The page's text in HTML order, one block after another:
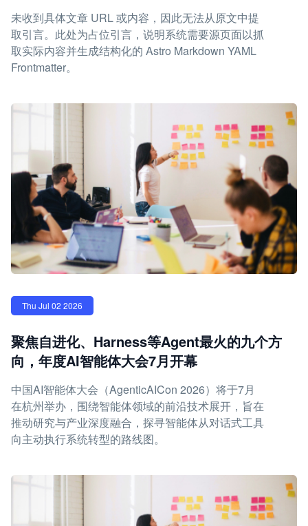
未收到具体文章 URL 或内容，因此无法从原文中提
取引言。此处为占位引言，说明系统需要源页面以抓
取实际内容并生成结构化的 Astro Markdown YAML
Frontmatter。
Thu Jul 02 2026
聚焦自进化、Harness等Agent最火的九个方
向，年度AI智能体大会7月开幕
中国AI智能体大会（AgenticAICon 2026）将于7月
在杭州举办，围绕智能体领域的前沿技术展开，旨在
推动研究与产业深度融合，探寻智能体从对话式工具
向主动执行系统转型的路线图。